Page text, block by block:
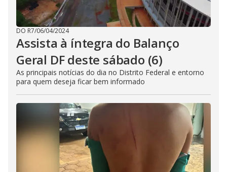
DO R7/06/04/2024
Assista à íntegra do Balanço
Geral DF deste sábado (6)
As principais notícias do dia no Distrito Federal e entorno
para quem deseja ficar bem informado